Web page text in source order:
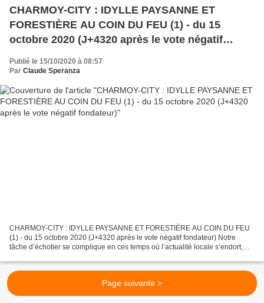
CHARMOY-CITY : IDYLLE PAYSANNE ET
FORESTIÈRE AU COIN DU FEU (1) - du 15
octobre 2020 (J+4320 après le vote négatif
Publié le 15/10/2020 à 08:57
Par Claude Speranza
CHARMOY-CITY : IDYLLE PAYSANNE ET FORESTIÈRE AU COIN DU FEU
(1) - du 15 octobre 2020 (J+4320 après le vote négatif fondateur) Notre
tâche d’échotier se complique en ces temps où l’actualité locale s’endort,
Page suivante >